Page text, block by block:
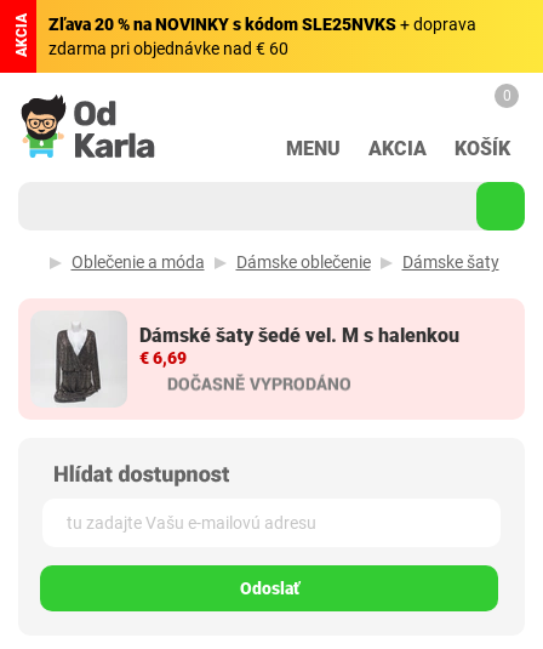
AKCIA Zľava 20 % na NOVINKY s kódom SLE25NVKS+ doprava
zdarma pri objednávke nad € 60
MENU AKCIA
0
KOŠÍK
Oblečenie a móda Dámske oblečenie Dámske šaty
Dámské šaty šedé vel. M s halenkou
€ 6,69
Odoslať